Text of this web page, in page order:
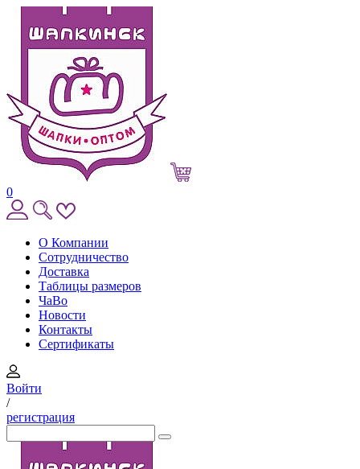
0
О Компании
Сотрудничество
Доставка
Таблицы размеров
ЧаВо
Новости
Контакты
Сертификаты
Войти
/
регистрация